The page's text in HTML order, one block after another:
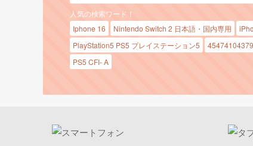
人気の検索ワード！
Iphone 16
Nintendo Switch 2 日本語・国内専用
PlayStation5 PS5 プレイステーション5
PS5 CFI- A